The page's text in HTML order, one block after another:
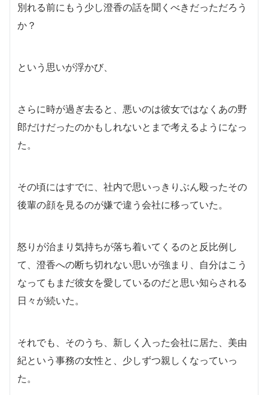
別れる前にもう少し澄香の話を聞くべきだっただろう
か？
という思いが浮かび、
さらに時が過ぎ去ると、悪いのは彼女ではなくあの野
郎だけだったのかもしれないとまで考えるようになっ
た。
その頃にはすでに、社内で思いっきりぶん殴ったその
後輩の顔を見るのが嫌で違う会社に移っていた。
怒りが治まり気持ちが落ち着いてくるのと反比例し
て、澄香への断ち切れない思いが強まり、自分はこう
なってもまだ彼女を愛しているのだと思い知らされる
日々が続いた。
それでも、そのうち、新しく入った会社に居た、美由
紀という事務の女性と、少しずつ親しくなっていっ
た。